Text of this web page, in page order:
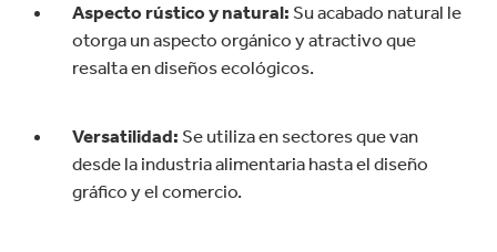
Aspecto rústico y natural: Su acabado natural le
otorga un aspecto orgánico y atractivo que
resalta en diseños ecológicos.
Versatilidad: Se utiliza en sectores que van
desde la industria alimentaria hasta el diseño
gráfico y el comercio.